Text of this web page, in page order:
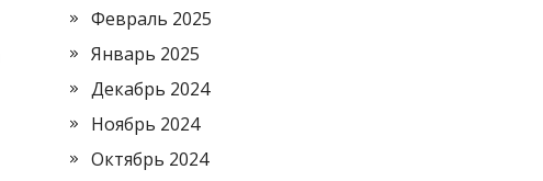
Февраль 2025
Январь 2025
Декабрь 2024
Ноябрь 2024
Октябрь 2024